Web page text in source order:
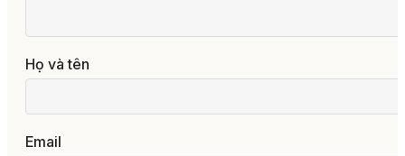
Họ và tên
Email